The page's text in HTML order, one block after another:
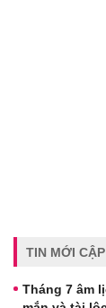
TIN MỚI
Tháng 7 âm